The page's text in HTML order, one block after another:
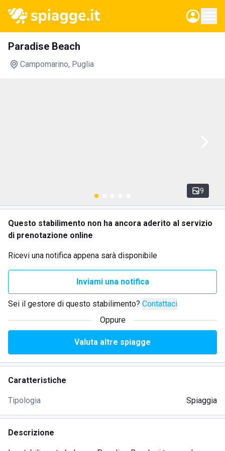
Paradise Beach
Campomarino, Puglia
9
Questo stabilimento non ha ancora aderito al servizio
di prenotazione online
Ricevi una notifica appena sarà disponibile
Inviami una notifica
Sei il gestore di questo stabilimento? Contattaci
Oppure
Valuta altre spiagge
Caratteristiche
Tipologia Spiaggia
Descrizione